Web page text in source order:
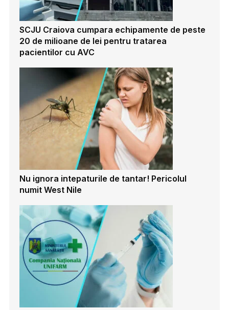
SCJU Craiova cumpara echipamente de peste
20 de milioane de lei pentru tratarea
pacientilor cu AVC
Nu ignora intepaturile de tantar! Pericolul
numit West Nile